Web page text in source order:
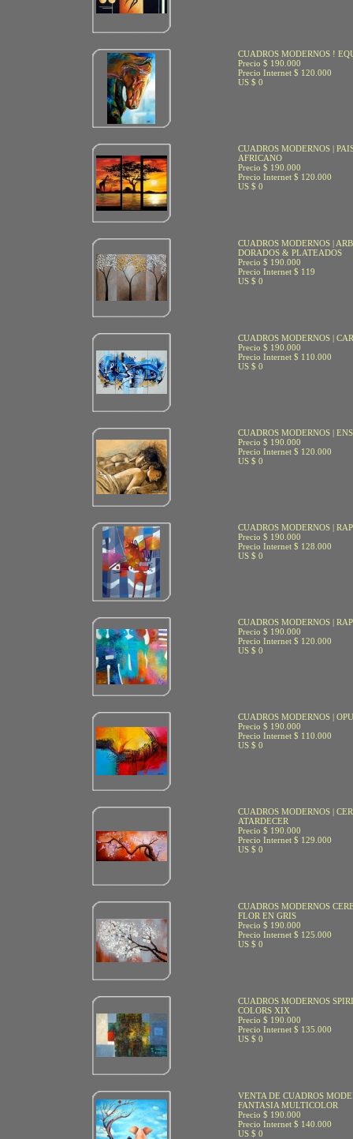
CUADROS MODERNOS !
Precio $ 190.000
Precio Internet $ 120.000
US $ 0
CUADROS MODERNOS |
AFRICANO
Precio $ 190.000
Precio Internet $ 120.000
US $ 0
CUADROS MODERNOS |
DORADOS & PLATEADOS
Precio $ 190.000
Precio Internet $ 119
US $ 0
CUADROS MODERNOS |
Precio $ 190.000
Precio Internet $ 110.000
US $ 0
CUADROS MODERNOS |
Precio $ 190.000
Precio Internet $ 120.000
US $ 0
CUADROS MODERNOS |
Precio $ 190.000
Precio Internet $ 128.000
US $ 0
CUADROS MODERNOS |
Precio $ 190.000
Precio Internet $ 120.000
US $ 0
CUADROS MODERNOS |
Precio $ 190.000
Precio Internet $ 110.000
US $ 0
CUADROS MODERNOS |
ATARDECER
Precio $ 190.000
Precio Internet $ 129.000
US $ 0
CUADROS MODERNOS
FLOR EN GRIS
Precio $ 190.000
Precio Internet $ 125.000
US $ 0
CUADROS MODERNOS
COLORS XIX
Precio $ 190.000
Precio Internet $ 135.000
US $ 0
VENTA DE CUADROS
FANTASIA MULTICOLOR
Precio $ 190.000
Precio Internet $ 140.000
US $ 0